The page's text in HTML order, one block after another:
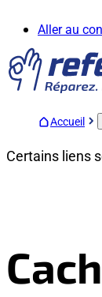
Aller au
Accueil
Certains liens